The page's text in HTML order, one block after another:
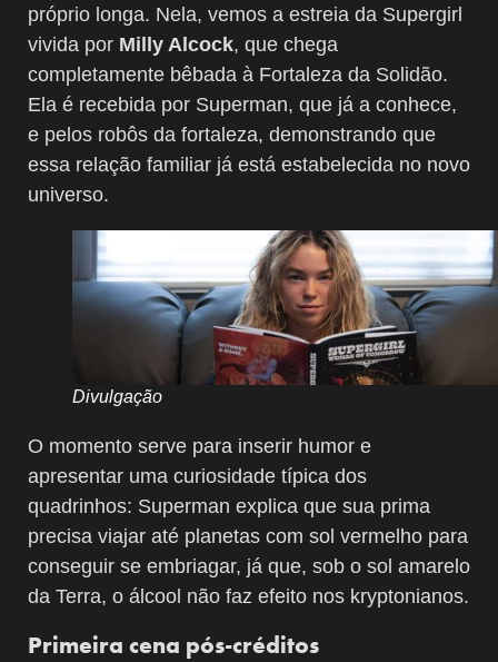
próprio longa. Nela, vemos a estreia da Supergirl
vivida por Milly Alcock, que chega
completamente bêbada à Fortaleza da Solidão.
Ela é recebida por Superman, que já a conhece,
e pelos robôs da fortaleza, demonstrando que
essa relação familiar já está estabelecida no novo
universo.
Divulgação
O momento serve para inserir humor e
apresentar uma curiosidade típica dos
quadrinhos: Superman explica que sua prima
precisa viajar até planetas com sol vermelho para
conseguir se embriagar, já que, sob o sol amarelo
da Terra, o álcool não faz efeito nos kryptonianos.
Primeira cena pós-créditos